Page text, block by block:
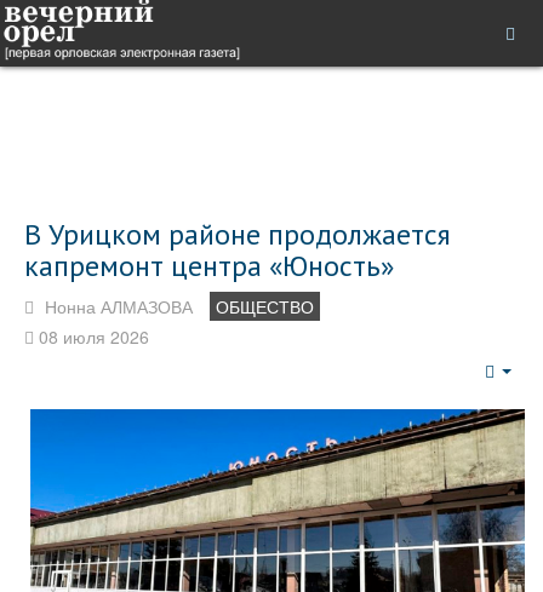
В Урицком районе продолжается
капремонт центра «Юность»
Нонна АЛМАЗОВА
ОБЩЕСТВО
08 июля 2026